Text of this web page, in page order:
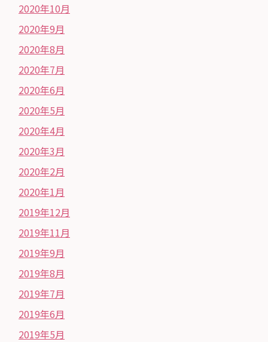
2020年10月
2020年9月
2020年8月
2020年7月
2020年6月
2020年5月
2020年4月
2020年3月
2020年2月
2020年1月
2019年12月
2019年11月
2019年9月
2019年8月
2019年7月
2019年6月
2019年5月